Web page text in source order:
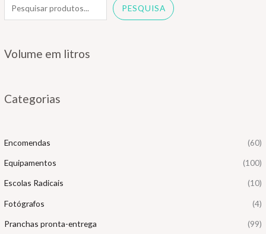
PESQUISA
Volume em litros
Categorias
Encomendas (60)
Equipamentos (100)
Escolas Radicais (10)
Fotógrafos (4)
Pranchas pronta-entrega
(99)